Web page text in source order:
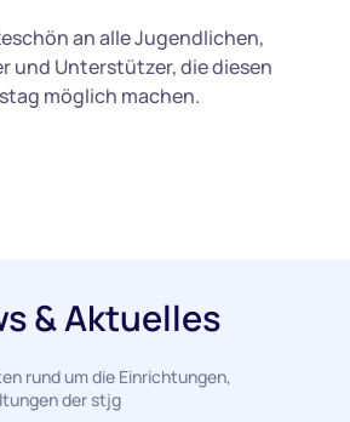
an alle Jugendlichen,
und Unterstützer, die diesen
möglich machen.
& Aktuelles
rund um die Einrichtungen,
der stjg